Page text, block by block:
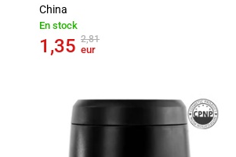
China
En stock
1,35 2,81
eur